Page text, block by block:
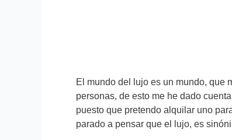
El mundo del lujo es un mundo, que
personas, de esto me he dado
puesto que pretendo alquilar uno
parado a pensar que el lujo, es